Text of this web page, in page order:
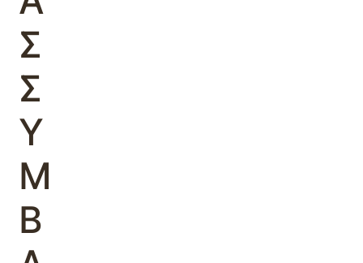
Σ
Σ
Υ
Μ
Β